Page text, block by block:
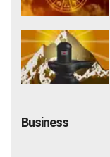
Business